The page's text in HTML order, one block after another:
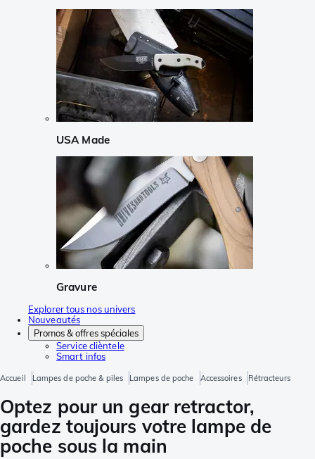
USA Made
Gravure
Explorer tous nos univers
Nouveautés
Promos & offres spéciales
Service clièntele
Smart infos
Accueil Lampes de poche & piles Lampes de poche Accessoires Rétracteurs
Optez pour un gear retractor,
gardez toujours votre lampe de
poche sous la main